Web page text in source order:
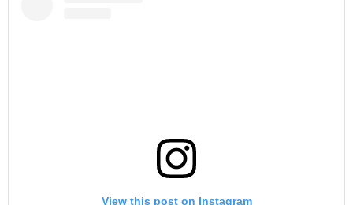
View this post on Instagram